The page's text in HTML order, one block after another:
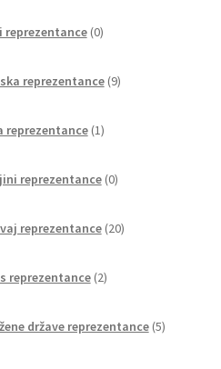
reprezentance 0izdelkov
reprezentance 9izdelkov
reprezentance 1izdelek
reprezentance 0izdelkov
reprezentance 20izdelkov
reprezentance 2izdelka
države reprezentance 5izdelkov